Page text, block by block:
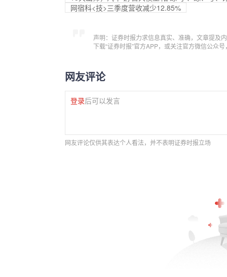
网宿科<技>三季度营收减少12.85%
声明：证券时报力求信息真实、准确，文章提及
下载“证券时报”官方APP，或关注官方微信公众
网友评论
登录后可以发言
网友评论仅供其表达个人看法，并不表明证券时报立场